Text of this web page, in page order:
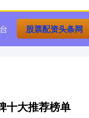
股票配资头条网
十大推荐榜单